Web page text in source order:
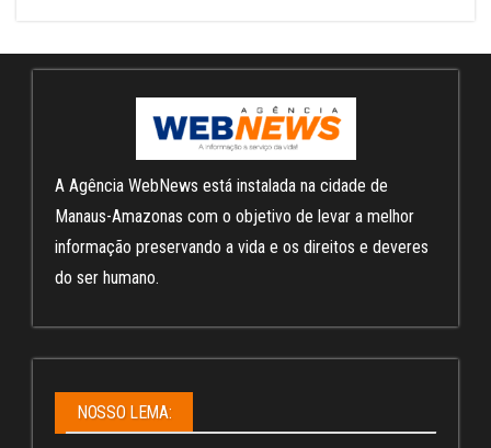
A Agência WebNews está instalada na cidade de
Manaus-Amazonas com o objetivo de levar a melhor
informação preservando a vida e os direitos e deveres
do ser humano.
NOSSO LEMA: